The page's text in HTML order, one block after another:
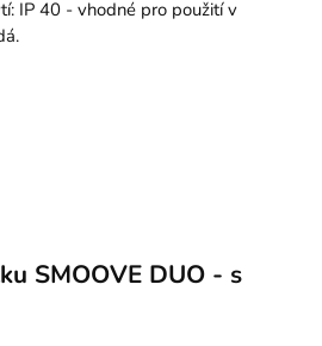
IP 40 - vhodné pro použití v
SMOOVE DUO - s